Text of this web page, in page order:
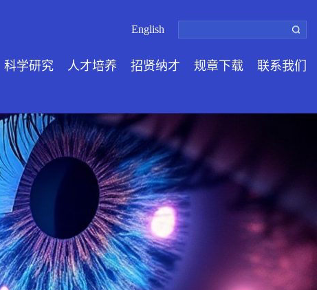
English
科学研究 人才培养 招贤纳才 规章下载 联系我们